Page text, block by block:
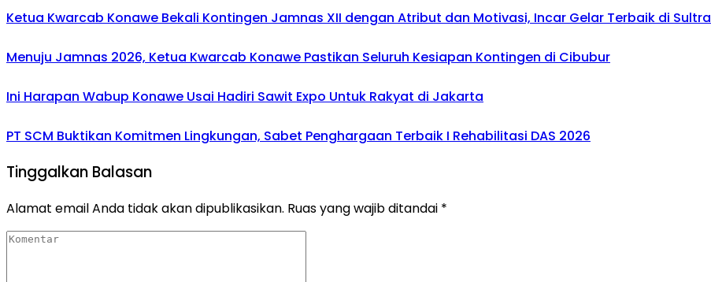
Ketua Kwarcab Konawe Bekali Kontingen Jamnas XII dengan Atribut dan Motivasi, Incar Gelar Terbaik di Sultra
Menuju Jamnas 2026, Ketua Kwarcab Konawe Pastikan Seluruh Kesiapan Kontingen di Cibubur
Ini Harapan Wabup Konawe Usai Hadiri Sawit Expo Untuk Rakyat di Jakarta
PT SCM Buktikan Komitmen Lingkungan, Sabet Penghargaan Terbaik I Rehabilitasi DAS 2026
Tinggalkan Balasan
Alamat email Anda tidak akan dipublikasikan. Ruas yang wajib ditandai *